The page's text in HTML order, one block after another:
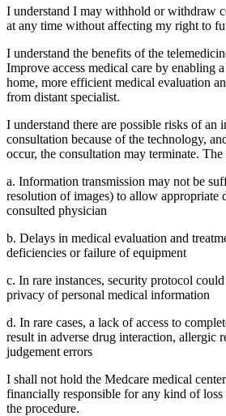
I understand I may withhold or withdraw
at any time without affecting my right to
I understand the benefits of the
Improve access medical care by enabling
home, more efficient medical evaluation
from distant specialist.
I understand there are possible risks of an
consultation because of the technology,
occur, the consultation may terminate.
a. Information transmission may not be
resolution of images) to allow appropriate
consulted physician
b. Delays in medical evaluation and
deficiencies or failure of equipment
c. In rare instances, security protocol
privacy of personal medical information
d. In rare cases, a lack of access to
result in adverse drug interaction, allergic
judgement errors
I shall not hold the Medcare medical
financially responsible for any kind of loss
the procedure.